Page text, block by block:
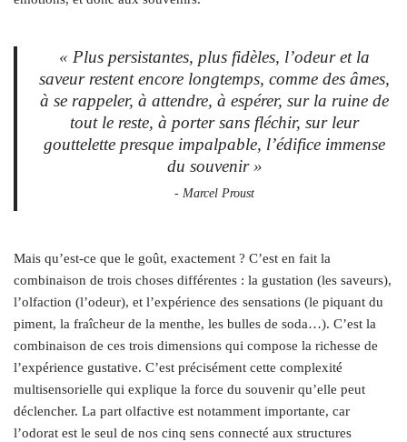
« Plus persistantes, plus fidèles, l’odeur et la
saveur restent encore longtemps, comme des âmes,
à se rappeler, à attendre, à espérer, sur la ruine de
tout le reste, à porter sans fléchir, sur leur
gouttelette presque impalpable, l’édifice immense
du souvenir »
- Marcel Proust
Mais qu’est-ce que le goût, exactement ? C’est en fait la
combinaison de trois choses différentes : la gustation (les saveurs),
l’olfaction (l’odeur), et l’expérience des sensations (le piquant du
piment, la fraîcheur de la menthe, les bulles de soda…). C’est la
combinaison de ces trois dimensions qui compose la richesse de
l’expérience gustative. C’est précisément cette complexité
multisensorielle qui explique la force du souvenir qu’elle peut
déclencher. La part olfactive est notamment importante, car
l’odorat est le seul de nos cinq sens connecté aux structures